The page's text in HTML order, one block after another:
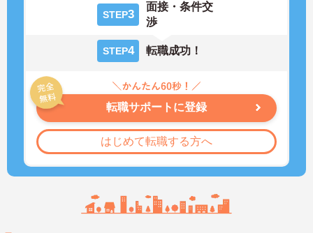
STEP3
面接・条件交
渉
STEP4 転職成功！
転職サポートに登録
はじめて転職する方へ